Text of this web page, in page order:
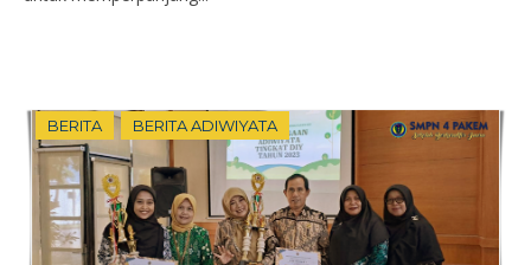
BERITA BERITA ADIWIYATA